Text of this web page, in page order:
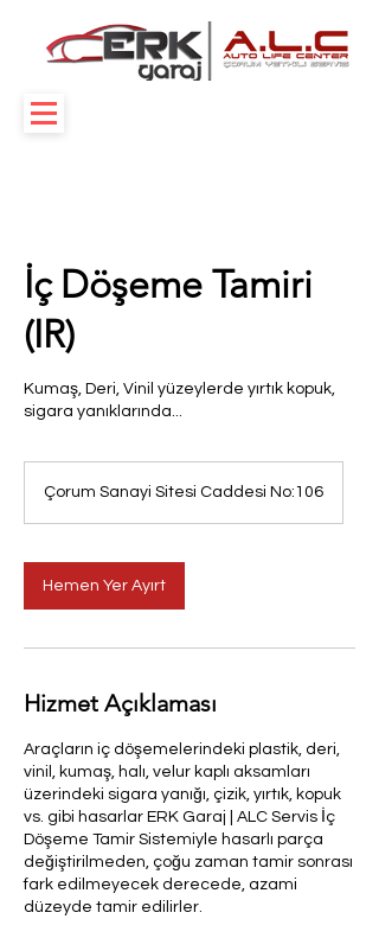
İç Döşeme Tamiri
(IR)
Kumaş, Deri, Vinil yüzeylerde yırtık kopuk,
sigara yanıklarında...
Çorum Sanayi Sitesi Caddesi No:106
Hemen Yer Ayırt
Hizmet Açıklaması
Araçların iç döşemelerindeki plastik, deri,
vinil, kumaş, halı, velur kaplı aksamları
üzerindeki sigara yanığı, çizik, yırtık, kopuk
vs. gibi hasarlar ERK Garaj | ALC Servis İç
Döşeme Tamir Sistemiyle hasarlı parça
değiştirilmeden, çoğu zaman tamir sonrası
fark edilmeyecek derecede, azami
düzeyde tamir edilirler.